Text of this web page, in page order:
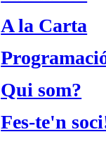
A la Carta
Qui som?
Fes-te'n